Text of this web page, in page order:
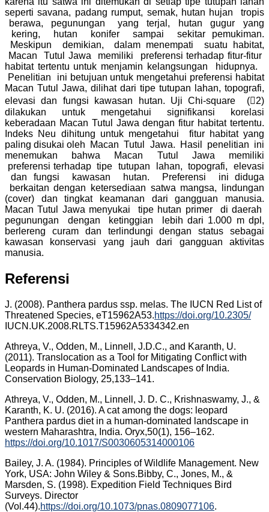
seperti savana, padang rumput, semak, hutan hujan tropis
berawa, pegunungan yang terjal, hutan gugur yang
kering, hutan konifer sampai sekitar pemukiman.
Meskipun demikian, dalam menempati suatu habitat,
Macan Tutul Jawa memiliki preferensi terhadap fitur-fitur
habitat tertentu untuk menjamin kelangsungan hidupnya.
Penelitian ini betujuan untuk mengetahui preferensi habitat
Macan Tutul Jawa, dilihat dari tipe tutupan lahan, topografi,
elevasi dan fungsi kawasan hutan. Uji Chi-square (2)
dilakukan untuk mengetahui signifikansi korelasi
keberadaan Macan Tutul Jawa dengan fitur habitat tertentu.
Indeks Neu dihitung untuk mengetahui fitur habitat yang
paling disukai oleh Macan Tutul Jawa. Hasil penelitian ini
menemukan bahwa Macan Tutul Jawa memiliki
preferensi terhadap tipe tutupan lahan, topografi, elevasi
dan fungsi kawasan hutan. Preferensi ini diduga
berkaitan dengan ketersediaan satwa mangsa, lindungan
(cover) dan tingkat keamanan dari gangguan manusia.
Macan Tutul Jawa menyukai tipe hutan primer di daerah
pegunungan dengan ketinggian lebih dari 1.000 m dpl,
berlereng curam dan terlindungi dengan status sebagai
kawasan konservasi yang jauh dari gangguan aktivitas
manusia.
Referensi
J. (2008). Panthera pardus ssp. melas. The IUCN Red List of
Threatened Species, eT15962A53.https://doi.org/10.2305/
IUCN.UK.2008.RLTS.T15962A5334342.en
Athreya, V., Odden, M., Linnell, J.D.C., and Karanth, U.
(2011). Translocation as a Tool for Mitigating Conflict with
Leopards in Human-Dominated Landscapes of India.
Conservation Biology, 25,133–141.
Athreya, V., Odden, M., Linnell, J. D. C., Krishnaswamy, J., &
Karanth, K. U. (2016). A cat among the dogs: leopard
Panthera pardus diet in a human-dominated landscape in
western Maharashtra, India. Oryx,50(1), 156–162.
https://doi.org/10.1017/S0030605314000106
Bailey, J. A. (1984). Principles of Wildlife Management. New
York, USA: John Wiley & Sons.Bibby, C., Jones, M., &
Marsden, S. (1998). Expedition Field Techniques Bird
Surveys. Director
(Vol.44).https://doi.org/10.1073/pnas.0809077106.